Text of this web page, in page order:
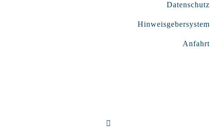
Datenschutz
Hinweisgebersystem
Anfahrt